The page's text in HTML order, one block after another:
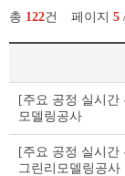
총 122건 페이지 5
공
공
축
물
[주요 공정 실시간
모델링공사
[주요 공정 실시간
그린리모델링공사